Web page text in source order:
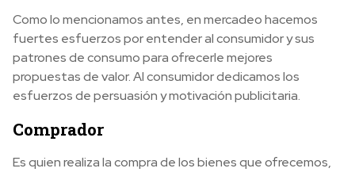
Como lo mencionamos antes, en mercadeo hacemos
fuertes esfuerzos por entender al consumidor y sus
patrones de consumo para ofrecerle mejores
propuestas de valor. Al consumidor dedicamos los
esfuerzos de persuasión y motivación publicitaria.
Comprador
Es quien realiza la compra de los bienes que ofrecemos,